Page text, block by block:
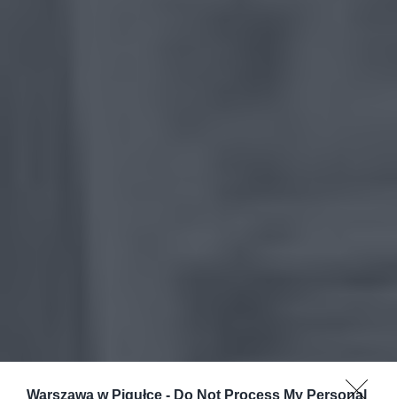
Warszawa w Pigułce - Do Not Process My Personal